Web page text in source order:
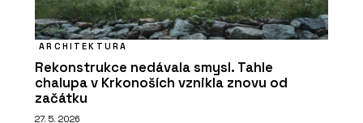
ARCHITEKTURA
Rekonstrukce nedávala smysl. Tahle
chalupa v Krkonoších vznikla znovu od
začátku
27. 5. 2026